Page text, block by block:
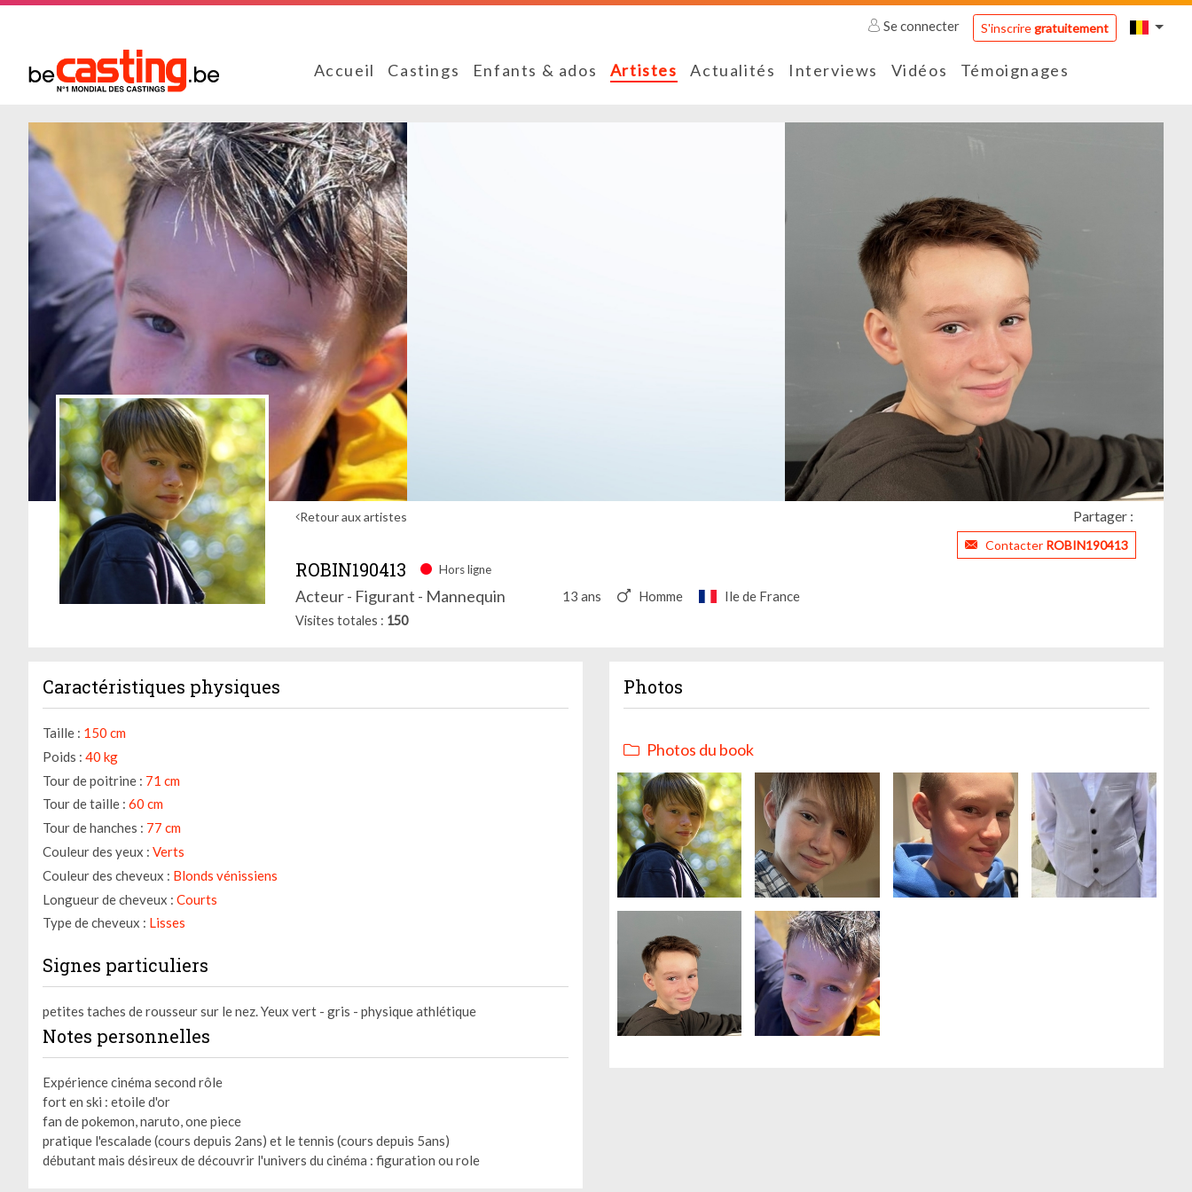
Se connecter S'inscriregratuitement
Accueil Castings Enfants & ados Artistes Actualités Interviews Vidéos Témoignages
Retour aux artistes Partager :
Contacter ROBIN190413
ROBIN190413 Hors ligne
Acteur - Figurant - Mannequin 13 ans Homme Ile de France
Visites totales 150
Caractéristiques physiques
Taille : 150 cm
Poids : 40 kg
Tour de poitrine : 71 cm
Tour de taille : 60 cm
Tour de hanches : 77 cm
Couleur des yeux : Verts
Couleur des cheveux : Blonds vénissiens
Longueur de cheveux : Courts
Type de cheveux : Lisses
Signes particuliers
petites taches de rousseur sur le nez. Yeux vert - gris - physique athlétique
Notes personnelles
Expérience cinéma second rôle
fort en ski : etoile d'or
fan de pokemon, naruto, one piece
pratique l'escalade (cours depuis 2ans) et le tennis (cours depuis 5ans)
débutant mais désireux de découvrir l'univers du cinéma : figuration ou role
Photos
Photos du book